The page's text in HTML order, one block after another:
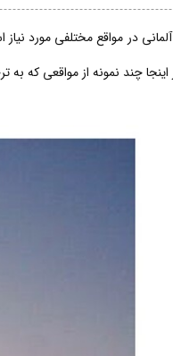
در مواقع مختلفی مورد
چند نمونه از مواقعی که به